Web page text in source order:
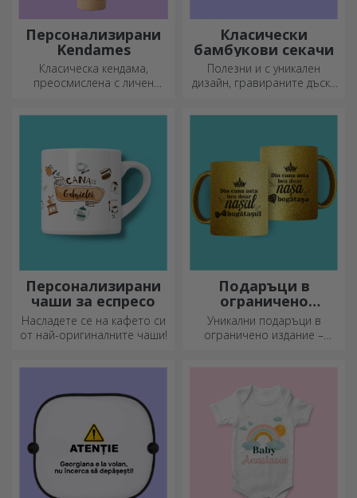
Персонализирани
Kendames
Класическа кендама,
преосмислена с личен
Класически
бамбукови секачи
Полезни и с уникален
дизайн, гравираните дъски
най-апетитните деликатеси,
Персонализирани
чаши за еспресо
Насладете се на кафето си
от най-оригиналните чаши!
Подаръци в
ограничено
издание
Уникални подаръци в
ограничено издание –